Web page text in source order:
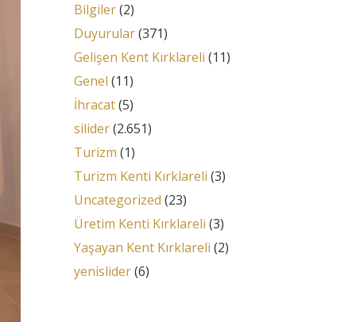
Bilgiler(2)
Duyurular(371)
Gelişen Kent Kırklareli (11)
Genel (11)
İhracat(5)
silider(2.651)
Turizm (1)
Turizm Kenti Kırklareli (3)
Uncategorized (23)
Üretim Kenti Kırklareli (3)
Yaşayan Kent Kırklareli (2)
yenislider(6)